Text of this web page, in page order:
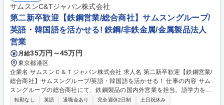
日本本社と海外現法の橋渡しをお任せします。【入社後】環境経営・気候
変動・情報開示等の知見をキャッチアップいただきながら海外現法との連
携強化を担っていただくことを期待しています。 募集職種 【滋賀】英語
を活かすサステナ担当(海外現法対応)■マテハン業界世界シェア1位
サムスンC&Tジャパン株式会社
第二新卒歓迎【鉄鋼営業/総合商社】サムスングループ/
英語・韓国語を活かせる! 鉄鋼/非鉄金属/金属製品法人
営業
月給35万円～45万円
東京都港区
企業名 サムスンＣ＆Ｔジャパン株式会社 求人名 第二新卒歓迎【鉄鋼営業/
総合商社】サムスングループ/英語・韓国語を活かせる！ 仕事の内容 サム
スングループの総合商社にて、鉄鋼製品の国内外営業を担当。語学力を活
かしながら、仕入れから販売・物流まで貿易の全体像を学び、商社営業と
転勤なし 英語 退職金あり 完全週休2日制 土日祝休み